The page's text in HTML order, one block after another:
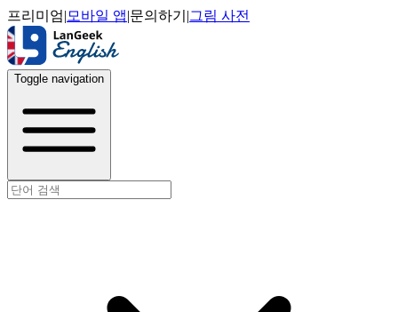
프리미엄| 모바일 앱|문의하기 |그림 사전
Toggle navigation